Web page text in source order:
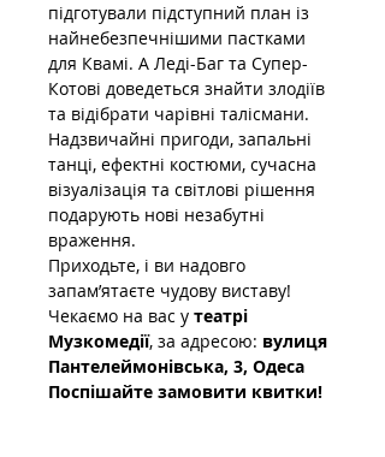
підготували підступний план із
найнебезпечнішими пастками
для Квамі. А Леді-Баг та Супер-
Котові доведеться знайти злодіїв
та відібрати чарівні талісмани.
Надзвичайні пригоди, запальні
танці, ефектні костюми, сучасна
візуалізація та світлові рішення
подарують нові незабутні
враження.
Приходьте, і ви надовго
запам’ятаєте чудову виставу!
Чекаємо на вас у театрі
Музкомедії, за адресою: вулиця
Пантелеймонівська, 3, Одеса
Поспішайте замовити квитки!